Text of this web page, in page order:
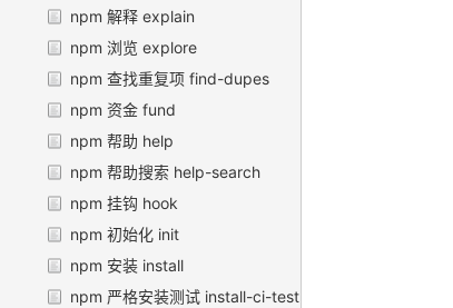
npm 解释 explain
npm 浏览 explore
npm 查找重复项 find-dupes
npm 资金 fund
npm 帮助 help
npm 帮助搜索 help-search
npm 挂钩 hook
npm 初始化 init
npm 安装 install
npm 严格安装测试 install-ci-test